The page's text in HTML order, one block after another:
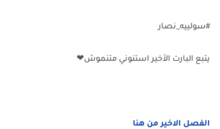
#سولييه_نصار
يتبع البارت الأخير استنوني متنموش❤
الفصل الاخير من هنا